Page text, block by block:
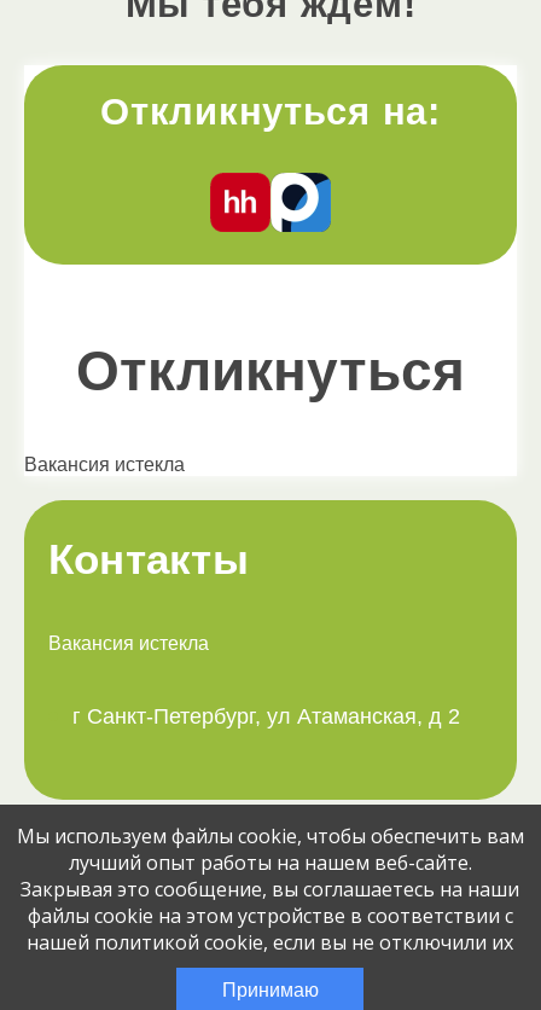
Откликнуться на:
Откликнуться
Вакансия истекла
Контакты
Вакансия истекла
г Санкт-Петербург, ул Атаманская, д 2
Поделитесь вакансией с друзьями:
© Jobcart, 2023
Эта вакансия размещена3 месяца назад
Мы используем файлы cookie, чтобы обеспечить вам
лучший опыт работы на нашем веб-сайте.
Закрывая это сообщение, вы соглашаетесь на наши
файлы cookie на этом устройстве в соответствии с
нашей политикой cookie, если вы не отключили их
Принимаю